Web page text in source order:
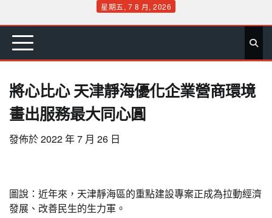
content
星期五, 7 8 月, 2026
首 要 娛 生 社 文 公 運 旅 政 地 專
將心比心 天津靜海優化企業營商環境
畫出服務最大同心圓
發佈於2022 年 7 月 26 日
圖說：近年來，天津靜海區的重點建設專案正成為拉動經濟
發展、改善民生的生力軍。